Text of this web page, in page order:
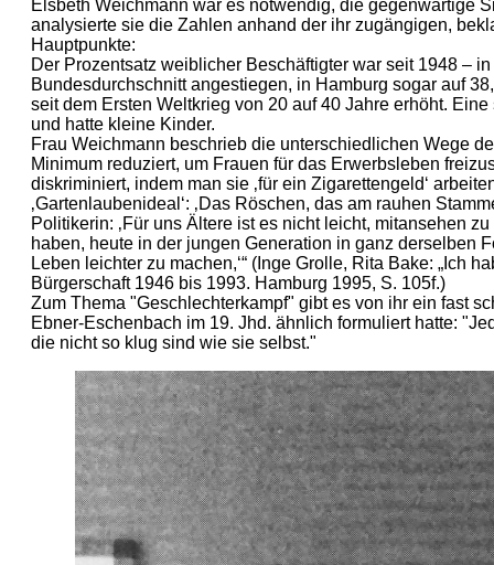
Elsbeth Weichmann war es notwendig, die gegenwärtige
analysierte sie die Zahlen anhand der ihr zugängigen,
Hauptpunkte:
Der Prozentsatz weiblicher Beschäftigter war seit 1948 –
Bundesdurchschnitt angestiegen, in Hamburg sogar auf
seit dem Ersten Weltkrieg von 20 auf 40 Jahre erhöht.
und hatte kleine Kinder.
Frau Weichmann beschrieb die unterschiedlichen Wege
Minimum reduziert, um Frauen für das Erwerbsleben
diskriminiert, indem man sie ‚für ein Zigarettengeld‘
‚Gartenlaubenideal‘: ‚Das Röschen, das am rauhen
Politikerin: ‚Für uns Ältere ist es nicht leicht, mitansehen
haben, heute in der jungen Generation in ganz derselben
Leben leichter zu machen,‘“ (Inge Grolle, Rita Bake: „Ich
Bürgerschaft 1946 bis 1993. Hamburg 1995, S. 105f.)
Zum Thema "Geschlechterkampf" gibt es von ihr ein fast
Ebner-Eschenbach im 19. Jhd. ähnlich formuliert hatte:
die nicht so klug sind wie sie selbst."